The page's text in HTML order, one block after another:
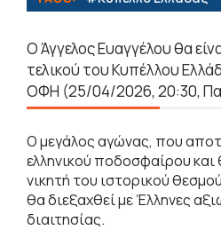
Ο Άγγελος Ευαγγέλου θα
τελικού του Κυπέλλου
ΟΦΗ (25/04/2026, 20:30,
Ο μεγάλος αγώνας, που
ελληνικού ποδοσφαίρου και
νικητή του ιστορικού
θα διεξαχθεί με Έλληνες
διαιτησίας.